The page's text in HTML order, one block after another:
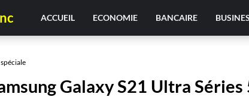
ACCUEIL ECONOMIE BANCAIRE
Galaxy S21 Ultra